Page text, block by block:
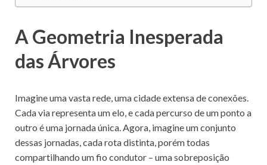
A Geometria Inesperada
das Árvores
Imagine uma vasta rede, uma cidade extensa de conexões.
Cada via representa um elo, e cada percurso de um ponto a
outro é uma jornada única. Agora, imagine um conjunto
dessas jornadas, cada rota distinta, porém todas
compartilhando um fio condutor – uma sobreposição